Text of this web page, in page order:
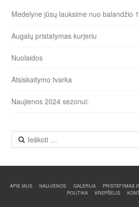
Medelyne jūsų lauksime nuo balandžio
Augalų pristatymas kurjeriu
Nuolaidos
Atsiskaitymo tvarka
Naujienos 2024 sezonui:
Ieškoti:
APIE MUS NAUJIENOS GALERIJA PRISTATYMAS
POLITIKA
KREPŠELIS